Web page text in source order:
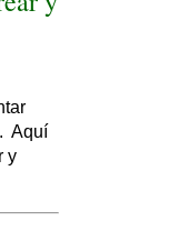
Aquí
y